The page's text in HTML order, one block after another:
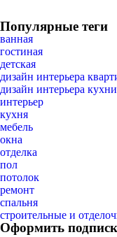
Популярные теги
ванная
гостиная
детская
дизайн интерьера
дизайн интерьера кухни
интерьер
кухня
мебель
окна
отделка
пол
потолок
ремонт
спальня
строительные и
Оформить